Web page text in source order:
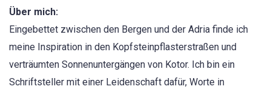
Über mich:
Eingebettet zwischen den Bergen und der Adria finde ich
meine Inspiration in den Kopfsteinpflasterstraßen und
verträumten Sonnenuntergängen von Kotor. Ich bin ein
Schriftsteller mit einer Leidenschaft dafür, Worte in